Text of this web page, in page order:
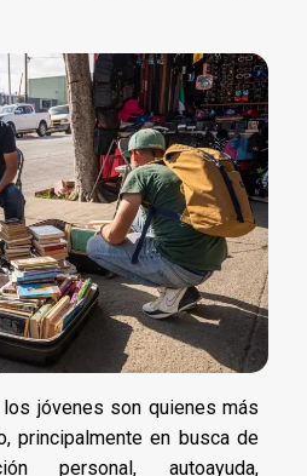
jóvenes son quienes más
principalmente en busca de
personal, autoayuda,